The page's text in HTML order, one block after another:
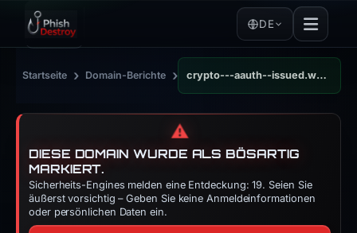
DE
Startseite › Domain-Berichte › crypto---aauth--issued.webflow.io
⚠️
DIESE DOMAIN WURDE ALS BÖSARTIG
MARKIERT.
Sicherheits-Engines melden eine Entdeckung: 19. Seien Sie
äußerst vorsichtig – Geben Sie keine Anmeldeinformationen
oder persönlichen Daten ein.